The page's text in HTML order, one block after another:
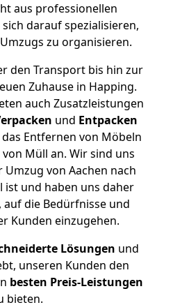
aus professionellen
darauf spezialisieren,
zu organisieren.
den Transport bis hin zur
Zuhause in Happing.
auch Zusatzleistungen
und Entpacken
das Entfernen von Möbeln
Müll an. Wir sind uns
Umzug von Aachen nach
ist und haben uns daher
die Bedürfnisse und
Kunden einzugehen.
Lösungen und
unseren Kunden den
besten Preis-Leistungen
bieten.